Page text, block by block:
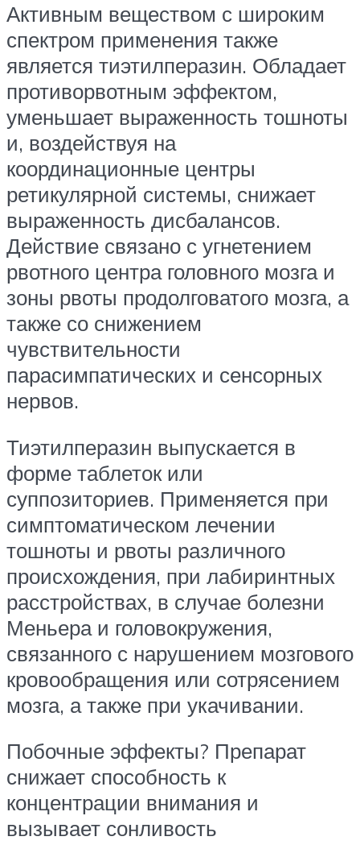
Активным веществом с широким
спектром применения также
является тиэтилперазин. Обладает
противорвотным эффектом,
уменьшает выраженность тошноты
и, воздействуя на
координационные центры
ретикулярной системы, снижает
выраженность дисбалансов.
Действие связано с угнетением
рвотного центра головного мозга и
зоны рвоты продолговатого мозга, а
также со снижением
чувствительности
парасимпатических и сенсорных
нервов.
Тиэтилперазин выпускается в
форме таблеток или
суппозиториев. Применяется при
симптоматическом лечении
тошноты и рвоты различного
происхождения, при лабиринтных
расстройствах, в случае болезни
Меньера и головокружения,
связанного с нарушением мозгового
кровообращения или сотрясением
мозга, а также при укачивании.
Побочные эффекты? Препарат
снижает способность к
концентрации внимания и
вызывает сонливость